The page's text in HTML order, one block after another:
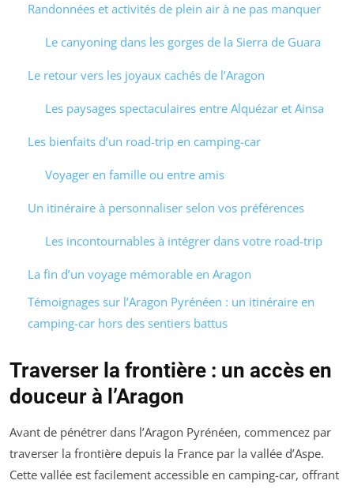
Randonnées et activités de plein air à ne pas manquer
Le canyoning dans les gorges de la Sierra de Guara
Le retour vers les joyaux cachés de l’Aragon
Les paysages spectaculaires entre Alquézar et Ainsa
Les bienfaits d’un road-trip en camping-car
Voyager en famille ou entre amis
Un itinéraire à personnaliser selon vos préférences
Les incontournables à intégrer dans votre road-trip
La fin d’un voyage mémorable en Aragon
Témoignages sur l’Aragon Pyrénéen : un itinéraire en
camping-car hors des sentiers battus
Traverser la frontière : un accès en
douceur à l’Aragon
Avant de pénétrer dans l’Aragon Pyrénéen, commencez par
traverser la frontière depuis la France par la vallée d’Aspe.
Cette vallée est facilement accessible en camping-car, offrant